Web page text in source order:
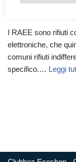
I RAEE sono rifiuti
elettroniche, che
comuni rifiuti
specifico.… Leggi